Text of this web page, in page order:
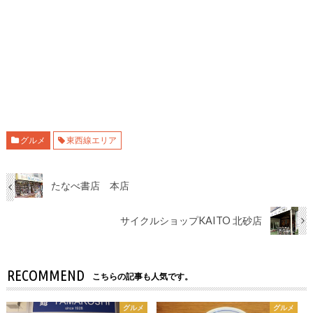
グルメ 東西線エリア
たなべ書店 本店
サイクルショップKAITO 北砂店
RECOMMEND こちらの記事も人気です。
グルメ グルメ